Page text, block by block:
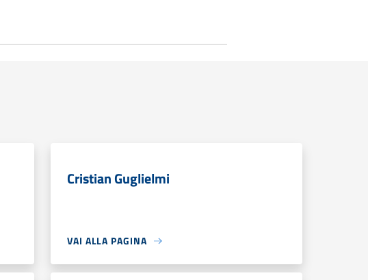
Cristian Guglielmi
VAI ALLA PAGINA